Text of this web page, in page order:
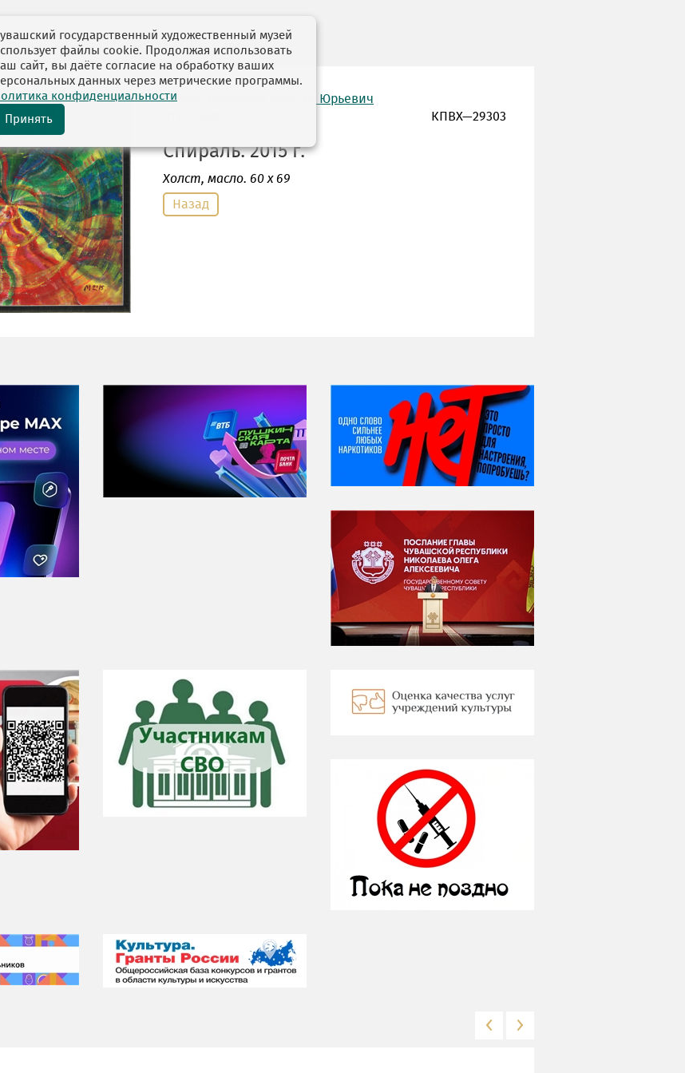
автор: Вдовичев Максим Юрьевич
КПВХ—29303
Спираль. 2015 г.
Холст, масло. 60 х 69
Назад
НИ ДНЯ БЕЗ ДАТЫ...
08 августа
ВСЕМИРНЫЙ ДЕНЬ
КОШЕК
государственный художественный музей
файлы cookie. Продолжая использовать
сайт, вы даёте согласие на обработку ваших
данных через метрические программы.
конфиденциальности
Принять